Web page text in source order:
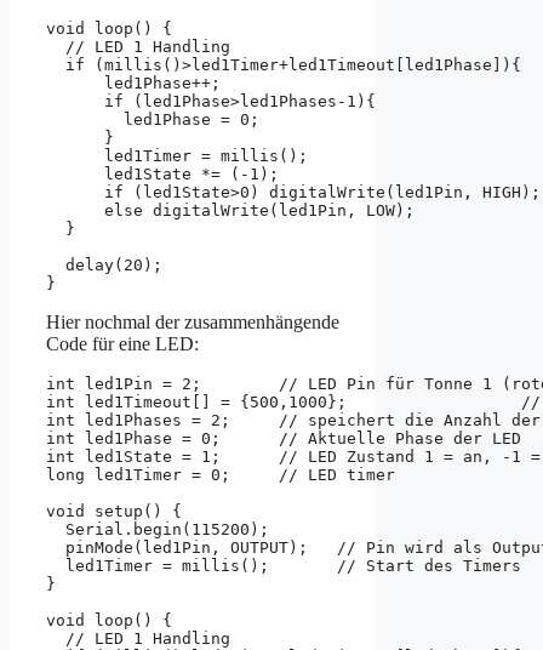
void loop() {
  // LED 1 Handling
if (millis()>led1Timer+led1Timeout[led1Phase]){
led1Phase++;
if (led1Phase>led1Phases-1){
led1Phase = 0;
      }
led1Timer = millis();
led1State *= (-1);
if (led1State>0) digitalWrite(led1Pin,
else digitalWrite(led1Pin, LOW);
  }
delay(20);
}
Hier nochmal der zusammenhängende
Code für eine LED:
int led1Pin = 2;        // LED Pin für Tonne 1
int led1Timeout[] = {500,1000};                  //
int led1Phases = 2;     // speichert die Anzahl der
int led1Phase = 0;      // Aktuelle Phase der LED
int led1State = 1;      // LED Zustand 1 = an, -1 =
long led1Timer = 0;     // LED timer
void setup() {
  Serial.begin(115200);
pinMode(led1Pin, OUTPUT);   // Pin wird als
  led1Timer = millis();       // Start des Timers
}
void loop() {
  // LED 1 Handling